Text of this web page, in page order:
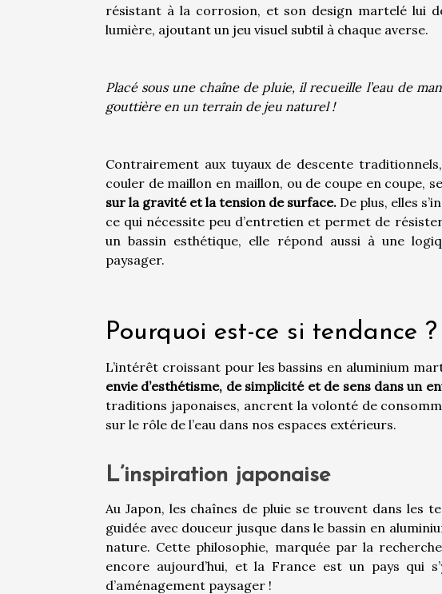
résistant à la corrosion, et son design martelé lui
lumière, ajoutant un jeu visuel subtil à chaque averse.
Placé sous une chaîne de pluie, il recueille l’eau de
gouttière en un terrain de jeu naturel !
Contrairement aux tuyaux de descente
couler de maillon en maillon, ou de coupe en coupe,
sur la gravité et la tension de surface. De plus, elles
ce qui nécessite peu d’entretien et permet de
un bassin esthétique, elle répond aussi à une
paysager.
Pourquoi est-ce si tendance ?
L’intérêt croissant pour les bassins en aluminium
envie d’esthétisme, de simplicité et de sens dans un
traditions japonaises, ancrent la volonté de
sur le rôle de l’eau dans nos espaces extérieurs.
L’inspiration japonaise
Au Japon, les chaînes de pluie se trouvent dans les
guidée avec douceur jusque dans le bassin en
nature. Cette philosophie, marquée par la
encore aujourd’hui, et la France est un pays qui
d’aménagement paysager !